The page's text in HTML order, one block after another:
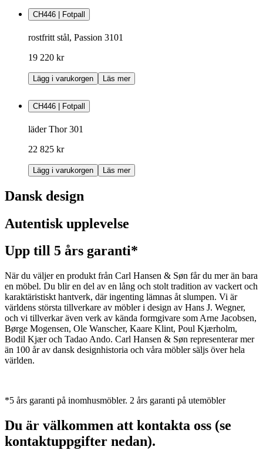
CH446 | Fotpall
rostfritt stål, Passion 3101
19 220 kr
Lägg i varukorgen Läs mer
CH446 | Fotpall
läder Thor 301
22 825 kr
Lägg i varukorgen Läs mer
Dansk design
Autentisk upplevelse
Upp till 5 års garanti*
När du väljer en produkt från Carl Hansen & Søn får du mer än bara
en möbel. Du blir en del av en lång och stolt tradition av vackert och
karaktäristiskt hantverk, där ingenting lämnas åt slumpen. Vi är
världens största tillverkare av möbler i design av Hans J. Wegner,
och vi tillverkar även verk av kända formgivare som Arne Jacobsen,
Børge Mogensen, Ole Wanscher, Kaare Klint, Poul Kjærholm,
Bodil Kjær och Tadao Ando. Carl Hansen & Søn representerar mer
än 100 år av dansk designhistoria och våra möbler säljs över hela
världen.
*5 års garanti på inomhusmöbler. 2 års garanti på utemöbler
Du är välkommen att kontakta oss (se
kontaktuppgifter nedan).